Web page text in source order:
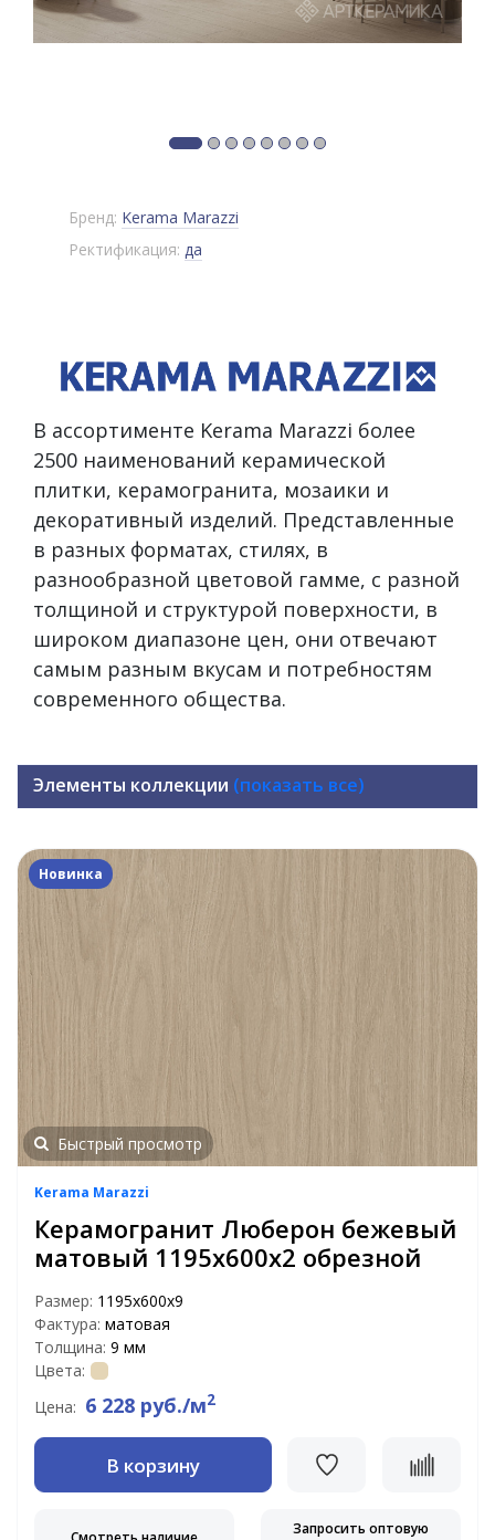
Бренд: Kerama Marazzi
Ректификация: да
В ассортименте Kerama Marazzi более
2500 наименований керамической
плитки, керамогранита, мозаики и
декоративный изделий. Представленные
в разных форматах, стилях, в
разнообразной цветовой гамме, с разной
толщиной и структурой поверхности, в
широком диапазоне цен, они отвечают
самым разным вкусам и потребностям
современного общества.
Элементы коллекции (показать все)
Новинка
Быстрый просмотр
Kerama Marazzi
Керамогранит Люберон бежевый
матовый 1195x600x2 обрезной
Размер: 1195x600x9
Фактура: матовая
Толщина: 9 мм
Цвета:
Цена: 6 228 руб./м2
В корзину
Запросить оптовую